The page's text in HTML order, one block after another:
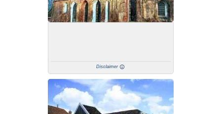
Disclaimer